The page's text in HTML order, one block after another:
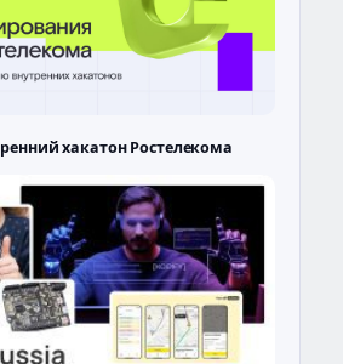
хакатон Ростелекома